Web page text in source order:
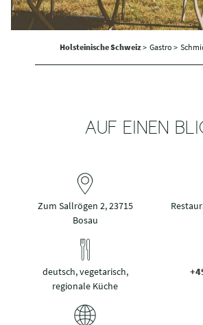
Holsteinische Schweiz> Gastro >
AUF EINEN
Zum Sallrögen 2, 23715
Bosau
deutsch, vegetarisch,
regionale Küche